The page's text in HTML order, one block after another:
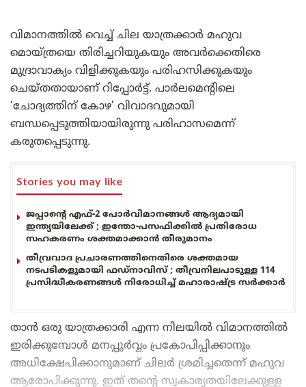
വിമാനത്തിൽ വെച്ച് ചില യാത്രക്കാർ മഹുവ
മൊയ്ത്രയെ തിരിച്ചറിയുകയും അവർക്കെതിരെ
മുദ്രാവാക്യം വിളിക്കുകയും പരിഹസിക്കുകയും
ചെയ്തതായാണ് റിപ്പോർട്ട്. പാർലമെന്റിലെ
‘ചോദ്യത്തിന് കോഴ’ വിവാദവുമായി
ബന്ധപ്പെടുത്തിയായിരുന്നു പരിഹാസമെന്ന്
കരുതപ്പെടുന്നു.
Stories you may like
ജപ്പാന്റെ എഫ്-2 പോർവിമാനങ്ങൾ ആദ്യമായി
ഇന്ത്യയിലേക്ക് ; ഇന്തോ-പസഫിക്കിൽ പ്രതിരോധ
സഹകരണം ശക്തമാക്കാൻ തീരുമാനം
തീവ്രവാദ പ്രചാരണത്തിനെതിരെ ശക്തമായ
നടപടികളുമായി ഫഡ്നാവിസ് ; തീവ്രനിലപാടുള്ള 114
പ്രസിദ്ധീകരണങ്ങൾ നിരോധിച്ച് മഹാരാഷ്ട്ര സർക്കാർ
താൻ ഒരു യാത്രക്കാരി എന്ന നിലയിൽ വിമാനത്തിൽ
ഇരിക്കുമ്പോൾ മനപ്പൂർവ്വം പ്രകോപിപ്പിക്കാനും
അധിക്ഷേപിക്കാനുമാണ് ചിലർ ശ്രമിച്ചതെന്ന് മഹുവ
ആരോപിക്കുന്നു. ഇത് തന്റെ സ്വകാര്യതയിലേക്കുള്ള